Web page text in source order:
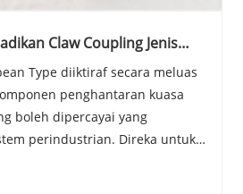
Claw Coupling Jenis
Yang Paling Boleh
Type diiktiraf secara meluas
penghantaran kuasa
boleh dipercayai yang
perindustrian. Direka untuk
yang panjang, ia memainkan